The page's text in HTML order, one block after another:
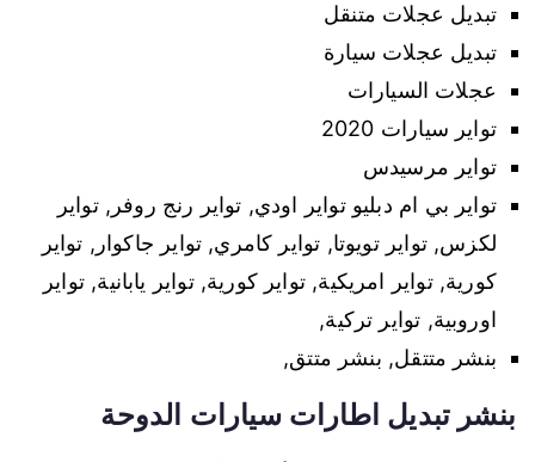
تبديل عجلات متنقل
تبديل عجلات سيارة
عجلات السيارات
تواير سيارات 2020
تواير مرسيدس
تواير بي ام دبليو تواير اودي, تواير رنج روفر, تواير
لكزس, تواير تويوتا, تواير كامري, تواير جاكوار, تواير
كورية, تواير امريكية, تواير كورية, تواير يابانية, تواير
اوروبية, تواير تركية,
بنشر متتقل, بنشر متتق,
بنشر تبديل اطارات سيارات الدوحة